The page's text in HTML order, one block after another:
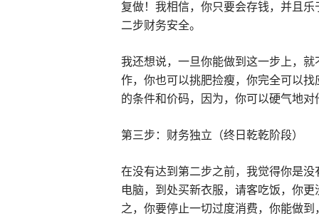
复做！我相信，你只要会存钱，并且
二步财务安全。
我还想说，一旦你能做到这一步上，
作，你也可以挑肥捡瘦，你完全可以
的条件和价码，因为，你可以硬气地
第三步：财务独立（终日乾乾阶段）
在没有达到第二步之前，我觉得你是
电脑，到处买新衣服，请客吃饭，你
之，你要停止一切过度消费，你能做